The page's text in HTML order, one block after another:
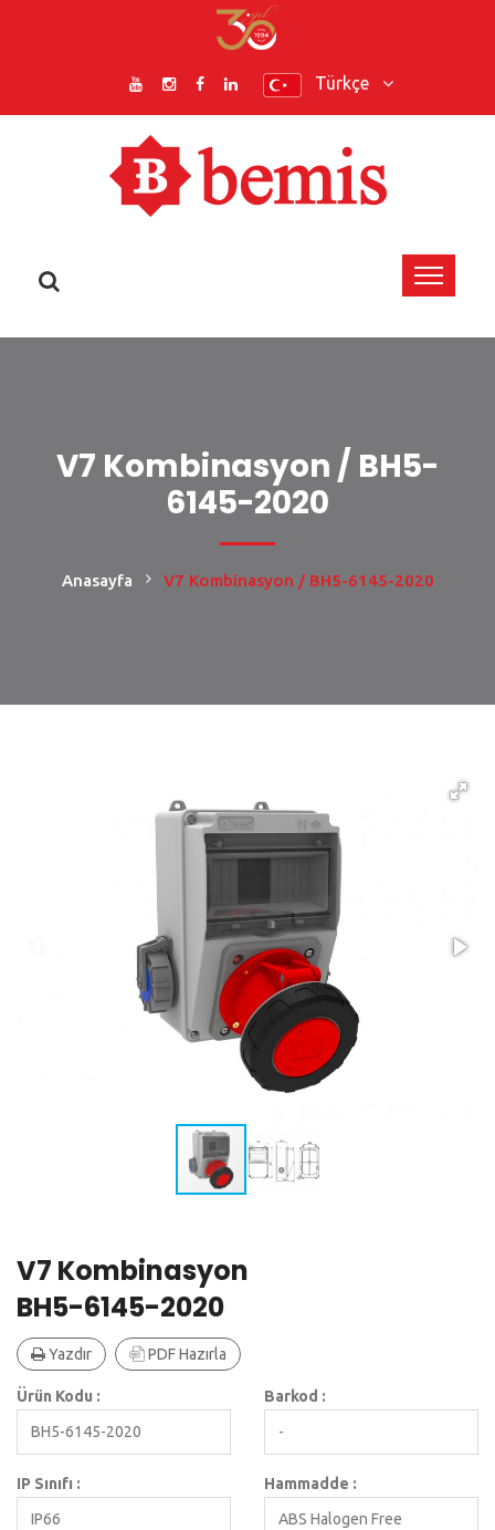
Türkçe
V7 Kombinasyon / BH5-
6145-2020
Anasayfa V7 Kombinasyon / BH5-6145-2020
V7 Kombinasyon
BH5-6145-2020
Yazdır PDF Hazırla
Ürün Kodu :
BH5-6145-2020
Barkod :
-
IP Sınıfı :
IP66
Hammadde :
ABS Halogen Free